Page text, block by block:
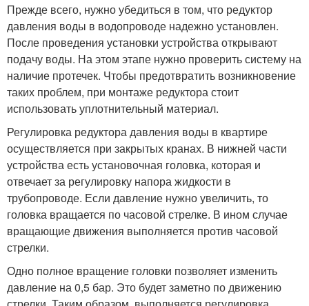
Прежде всего, нужно убедиться в том, что редуктор
давления воды в водопроводе надежно установлен.
После проведения установки устройства открывают
подачу воды. На этом этапе нужно проверить систему на
наличие протечек. Чтобы предотвратить возникновение
таких проблем, при монтаже редуктора стоит
использовать уплотнительный материал.
Регулировка редуктора давления воды в квартире
осуществляется при закрытых кранах. В нижней части
устройства есть установочная головка, которая и
отвечает за регулировку напора жидкости в
трубопроводе. Если давление нужно увеличить, то
головка вращается по часовой стрелке. В ином случае
вращающие движения выполняется против часовой
стрелки.
Одно полное вращение головки позволяет изменить
давление на 0,5 бар. Это будет заметно по движению